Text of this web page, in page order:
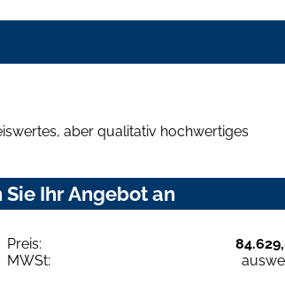
aber qualitativ hochwertiges
Ihr Angebot an
Preis:
MWSt: